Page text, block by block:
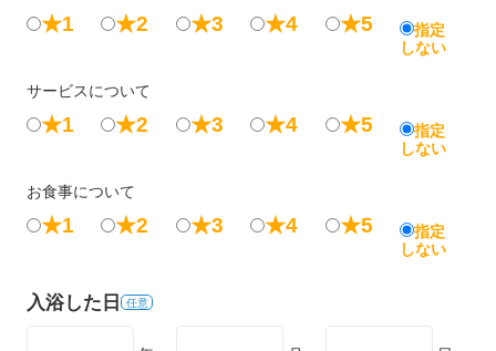
★1 ★2 ★3 ★4 ★5
指定
しない
サービスについて
★1 ★2 ★3 ★4 ★5
指定
しない
お食事について
★1 ★2 ★3 ★4 ★5
指定
しない
入浴した日 任意